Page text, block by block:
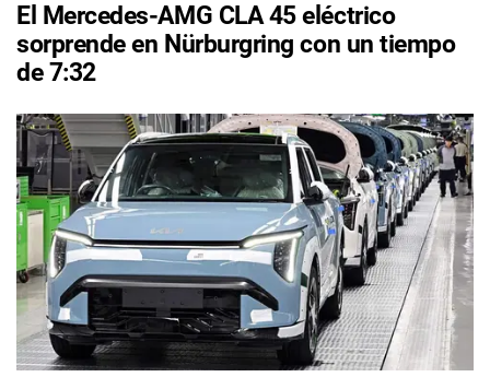
El Mercedes-AMG CLA 45 eléctrico
sorprende en Nürburgring con un tiempo
de 7:32